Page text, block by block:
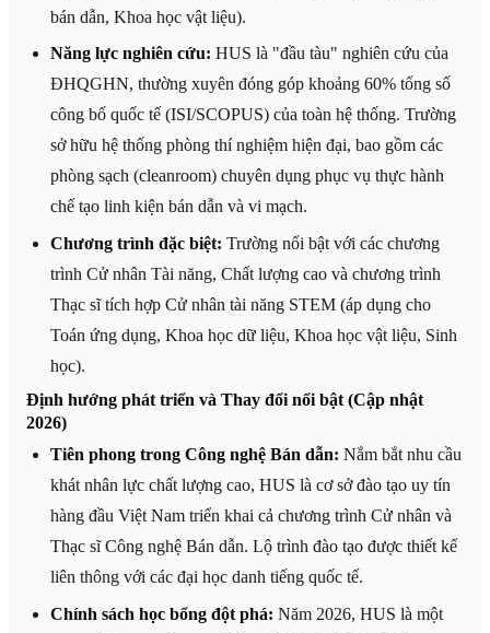
bán dẫn, Khoa học vật liệu).
Năng lực nghiên cứu: HUS là "đầu tàu" nghiên cứu của
ĐHQGHN, thường xuyên đóng góp khoảng 60% tổng số
công bố quốc tế (ISI/SCOPUS) của toàn hệ thống. Trường
sở hữu hệ thống phòng thí nghiệm hiện đại, bao gồm các
phòng sạch (cleanroom) chuyên dụng phục vụ thực hành
chế tạo linh kiện bán dẫn và vi mạch.
Chương trình đặc biệt: Trường nổi bật với các chương
trình Cử nhân Tài năng, Chất lượng cao và chương trình
Thạc sĩ tích hợp Cử nhân tài năng STEM (áp dụng cho
Toán ứng dụng, Khoa học dữ liệu, Khoa học vật liệu, Sinh
học).
Định hướng phát triển và Thay đổi nổi bật (Cập nhật
2026)
Tiên phong trong Công nghệ Bán dẫn: Nắm bắt nhu cầu
khát nhân lực chất lượng cao, HUS là cơ sở đào tạo uy tín
hàng đầu Việt Nam triển khai cả chương trình Cử nhân và
Thạc sĩ Công nghệ Bán dẫn. Lộ trình đào tạo được thiết kế
liên thông với các đại học danh tiếng quốc tế.
Chính sách học bổng đột phá: Năm 2026, HUS là một